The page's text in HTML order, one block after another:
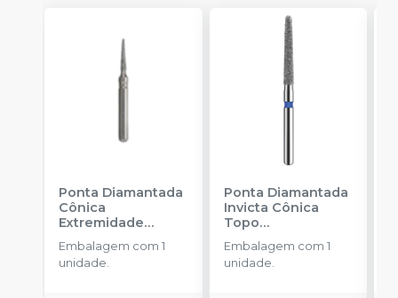
Ponta Diamantada
Cônica
Extremidade
Arredondada FG
KG SORENSEN
Embalagem com 1
unidade.
Ponta Diamantada
Invicta Cônica
Topo
Arredondado FG
AMERICAN BURRS
Embalagem com 1
unidade.